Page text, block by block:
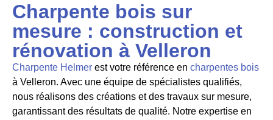
Charpente bois sur
mesure : construction et
rénovation à Velleron
Charpente Helmer est votre référence en charpentes bois
à Velleron. Avec une équipe de spécialistes qualifiés,
nous réalisons des créations et des travaux sur mesure,
garantissant des résultats de qualité. Notre expertise en